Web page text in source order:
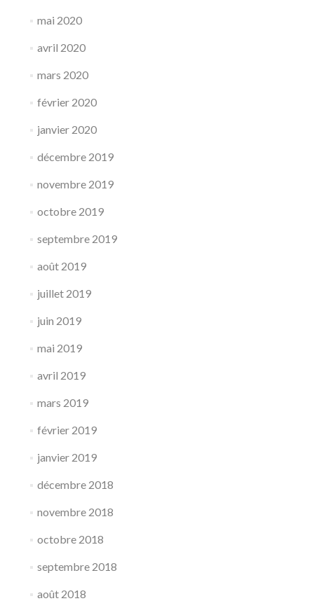
mai 2020
avril 2020
mars 2020
février 2020
janvier 2020
décembre 2019
novembre 2019
octobre 2019
septembre 2019
août 2019
juillet 2019
juin 2019
mai 2019
avril 2019
mars 2019
février 2019
janvier 2019
décembre 2018
novembre 2018
octobre 2018
septembre 2018
août 2018